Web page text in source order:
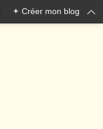
+ Créer mon blog